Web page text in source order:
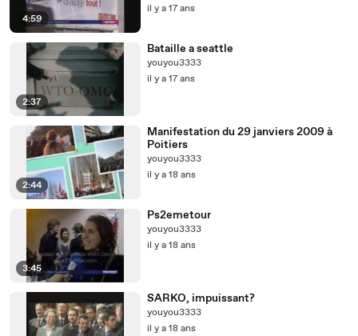
4:59
il y a 17 ans
2:37
Bataille a seattle
youyou3333
il y a 17 ans
2:44
Manifestation du 29 janviers 2009 à
Poitiers
youyou3333
il y a 18 ans
3:45
Ps2emetour
youyou3333
il y a 18 ans
SARKO, impuissant?
youyou3333
il y a 18 ans